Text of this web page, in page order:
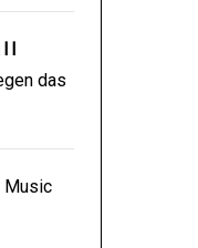
das
Music